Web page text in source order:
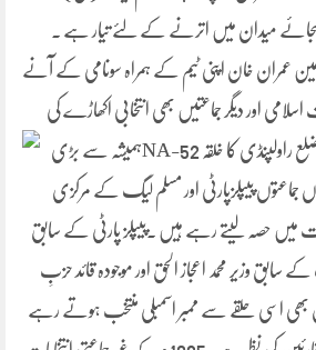
سجائے میدان میں اترنے کے لئے تیار ہے ۔
خان اپنی ٹیم کے ہمراہ سونامی کے آنے
اور دیگر جماعتیں بھی انتخابی اکھاڑے کی
راولپنڈی کا خلقہ NA-52ہمیشہ سے بڑی
جماعتوں پیپلزپارٹی اور مسلم لیگ کے مرکزی
میں حصہ لیتے رہے ہیں ۔پیپلز پارٹی کے سابق
سابق وزیر محمد اعجاز الحق اور موجودہ قائد حزبِ
بھی اسی حلقے سے ممبر اسمبلی منتخب ہوتے رہے